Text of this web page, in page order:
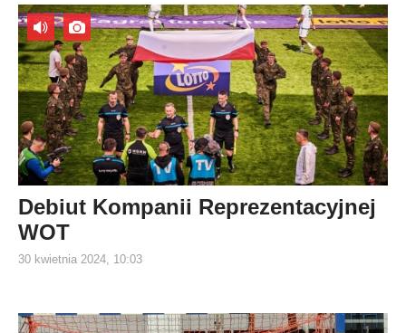
Debiut Kompanii Reprezentacyjnej
WOT
30 kwietnia 2024, 10:03